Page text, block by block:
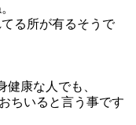
る所が有るそうで
康な人でも、
ちいると言う事です